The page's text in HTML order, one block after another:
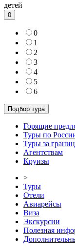
детей
0
0
1
2
3
4
5
6
Горящие
Туры по
Туры за
Агентствам
Круизы
>
Туры
Отели
Авиарейсы
Виза
Экскурсии
Полезная